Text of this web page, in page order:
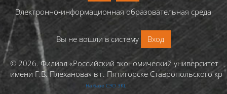
Электронно‑информационная образовательная среда
Вы не вошли в систему Вход
© 2026. Филиал «Российский экономический университет
имени Г.В. Плеханова» в г. Пятигорске Ставропольского
На базе СЭО 3KL